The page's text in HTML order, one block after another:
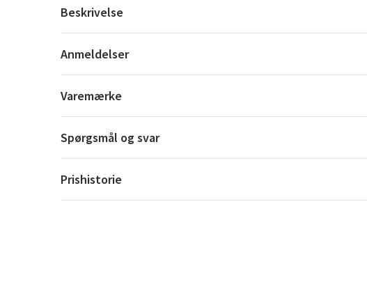
Beskrivelse
Anmeldelser
Varemærke
Spørgsmål og svar
Prishistorie